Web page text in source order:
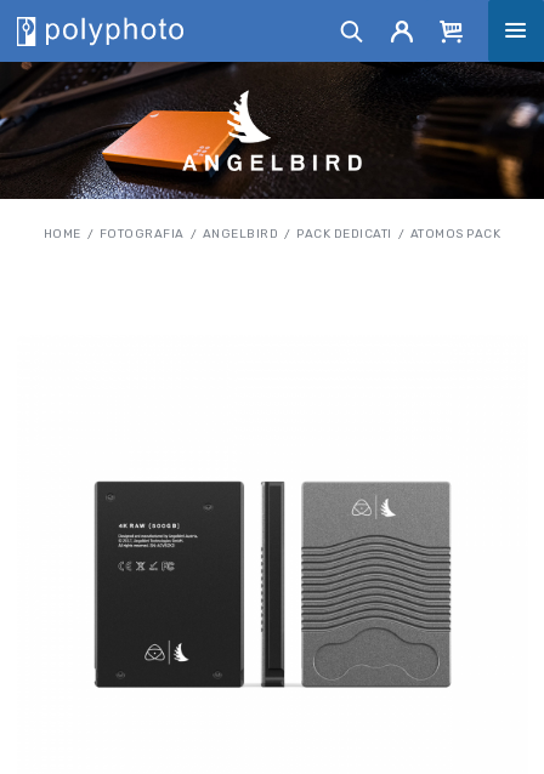
HOME FOTOGRAFIA ANGELBIRD PACK DEDICATI ATOMOS PACK